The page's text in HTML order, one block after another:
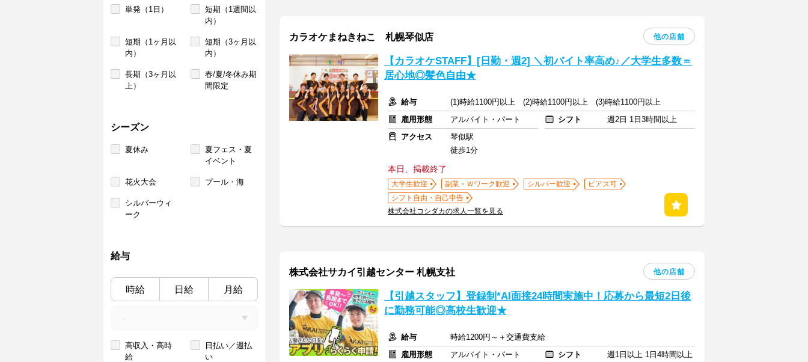
単発（1日）
短期（1週間以
内）
短期（1ヶ月以
内）
短期（3ヶ月以
内）
長期（3ヶ月以
上）
春/夏/冬休み期
間限定
シーズン
夏休み
夏フェス・夏
イベント
花火大会 プール・海
シルバーウィ
ーク
給与
時給 日給 月給
高収入・高時
給
日払い／週払
い
カラオケまねきねこ 札幌琴似店 他の店舗
【カラオケSTAFF】[日勤・週2] ＼初バイト率高め♪／大学生多数＝
居心地◎髪色自由★
給与
(1)時給1100円以上 (2)時給1100円以上 (3)時給1100円以上
雇用形態
アルバイト・パート シフト
週2日 1日3時間以上
アクセス
琴似駅
徒歩1分
本日、掲載終了
大学生歓迎 副業・Ｗワーク歓迎 シルバー歓迎
ピアス可
シフト自由・自己申告
株式会社コシダカの求人一覧を見る
株式会社サカイ引越センター 札幌支社 他の店舗
【引越スタッフ】登録制*AI面接24時間実施中！応募から最短2日後
に勤務可能◎高校生歓迎★
給与
時給1200円～＋交通費支給
雇用形態
アルバイト・パート シフト
週1日以上 1日4時間以上